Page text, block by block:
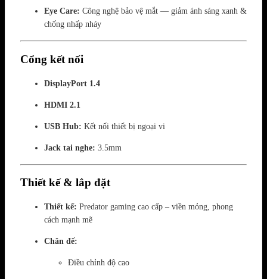
Eye Care: Công nghệ bảo vệ mắt — giảm ánh sáng xanh &
chống nhấp nháy
Cổng kết nối
DisplayPort 1.4
HDMI 2.1
USB Hub: Kết nối thiết bị ngoại vi
Jack tai nghe: 3.5mm
Thiết kế & lắp đặt
Thiết kế: Predator gaming cao cấp – viền mỏng, phong
cách mạnh mẽ
Chân đế:
Điều chỉnh độ cao